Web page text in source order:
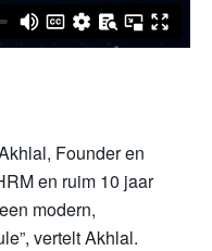
Founder en
en ruim 10 jaar
modern,
vertelt Akhlal.